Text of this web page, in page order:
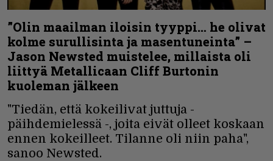
”Olin maailman iloisin tyyppi… he olivat
kolme surullisinta ja masentuneinta” –
Jason Newsted muistelee, millaista oli
liittyä Metallicaan Cliff Burtonin
kuoleman jälkeen
"Tiedän, että kokeilivat juttuja -
päihdemielessä -, joita eivät olleet koskaan
ennen kokeilleet. Tilanne oli niin paha",
sanoo Newsted.